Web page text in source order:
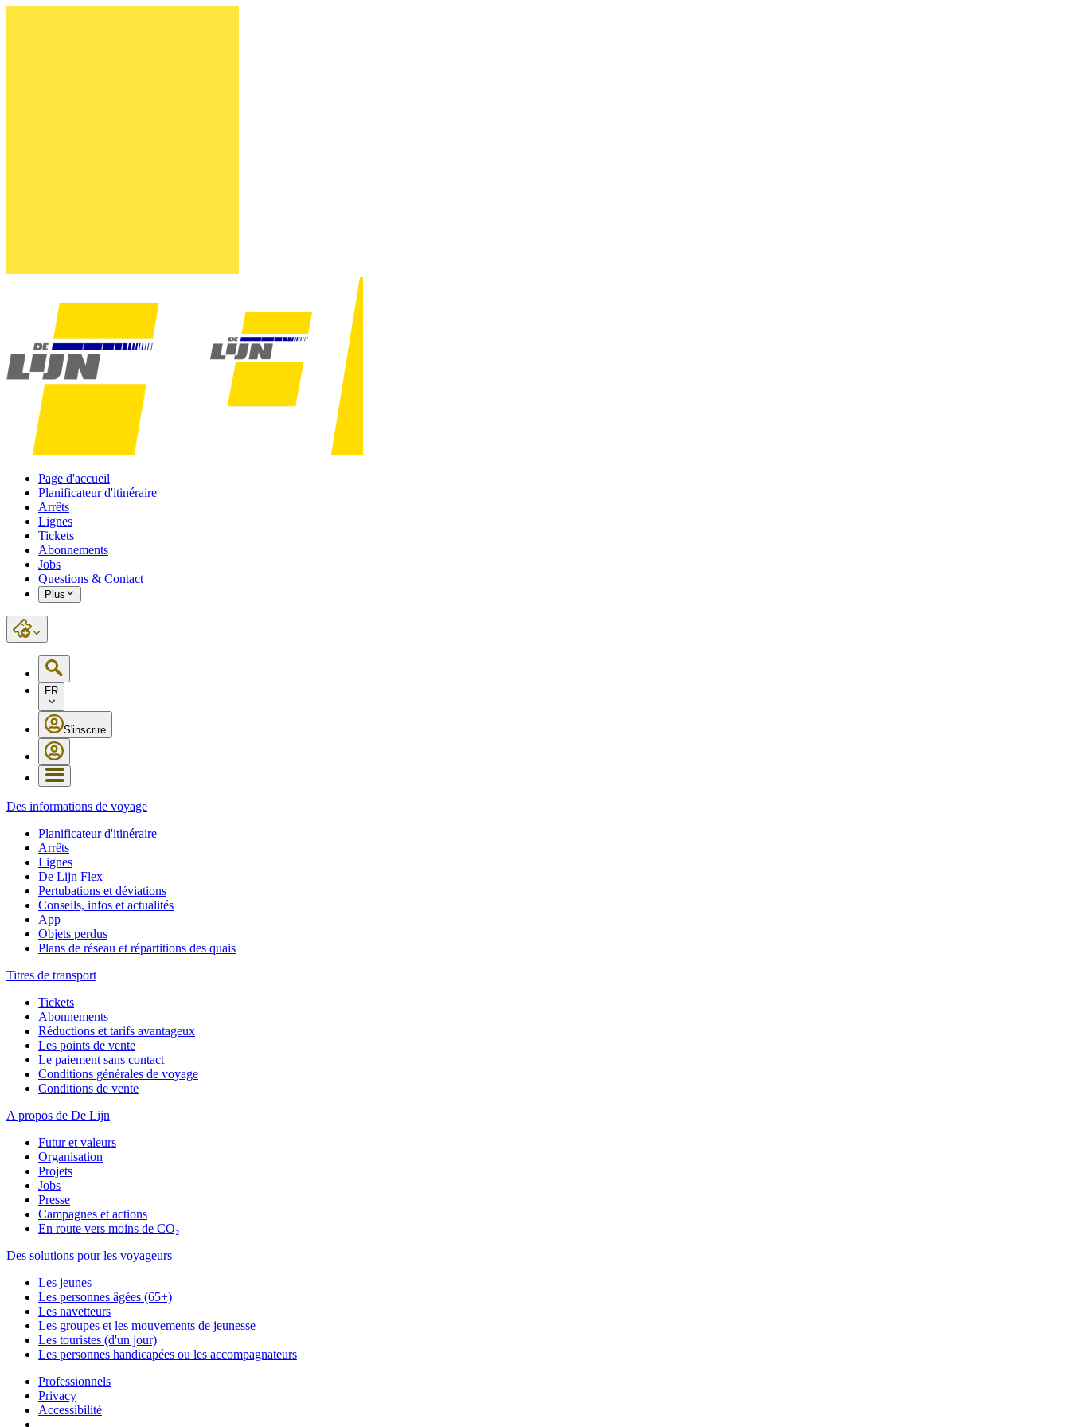
Page d'accueil
Planificateur d'itinéraire
Arrêts
Lignes
Tickets
Abonnements
Jobs
Questions & Contact
Plus
FR
S'inscrire
Des informations de voyage
Planificateur d'itinéraire
Arrêts
Lignes
De Lijn Flex
Pertubations et déviations
Conseils, infos et actualités
App
Objets perdus
Plans de réseau et répartitions des quais
Titres de transport
Tickets
Abonnements
Réductions et tarifs avantageux
Les points de vente
Le paiement sans contact
Conditions générales de voyage
Conditions de vente
A propos de De Lijn
Futur et valeurs
Organisation
Projets
Jobs
Presse
Campagnes et actions
En route vers moins de CO₂
Des solutions pour les voyageurs
Les jeunes
Les personnes âgées (65+)
Les navetteurs
Les groupes et les mouvements de jeunesse
Les touristes (d'un jour)
Les personnes handicapées ou les accompagnateurs
Professionnels
Privacy
Accessibilité